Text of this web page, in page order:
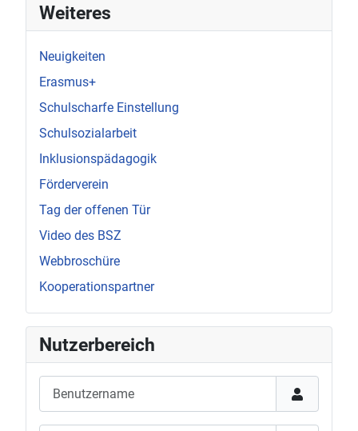
Weiteres
Neuigkeiten
Erasmus+
Schulscharfe Einstellung
Schulsozialarbeit
Inklusionspädagogik
Förderverein
Tag der offenen Tür
Video des BSZ
Webbroschüre
Kooperationspartner
Nutzerbereich